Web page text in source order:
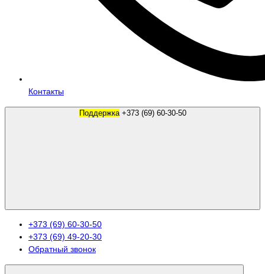
Контакты
Поддержка +373 (69) 60-30-50
+373 (69) 60-30-50
+373 (69) 49-20-30
Обратный звонок